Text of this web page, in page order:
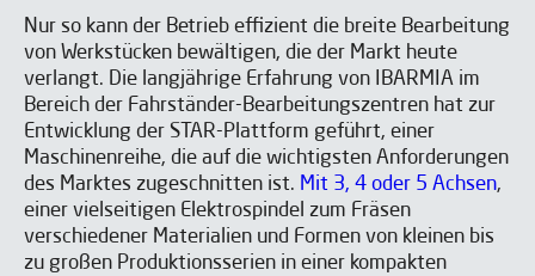
Nur so kann der Betrieb effizient die breite Bearbeitung
von Werkstücken bewältigen, die der Markt heute
verlangt. Die langjährige Erfahrung von IBARMIA im
Bereich der Fahrständer-Bearbeitungszentren hat zur
Entwicklung der STAR-Plattform geführt, einer
Maschinenreihe, die auf die wichtigsten Anforderungen
des Marktes zugeschnitten ist. Mit 3, 4 oder 5 Achsen,
einer vielseitigen Elektrospindel zum Fräsen
verschiedener Materialien und Formen von kleinen bis
zu großen Produktionsserien in einer kompakten
vollständigen Artikel lesen?
Hinterlassen Sie uns Ihre Daten, um
die iNews herunterzuladen, in denen
Sie viele weitere Artikel über die
Branche finden werden.